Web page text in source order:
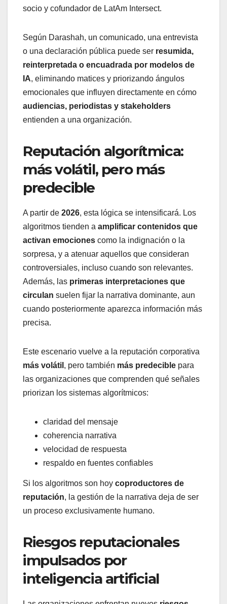
socio y cofundador de LatAm Intersect.
Según Darashah, un comunicado, una entrevista
o una declaración pública puede ser resumida,
reinterpretada o encuadrada por modelos de
IA, eliminando matices y priorizando ángulos
emocionales que influyen directamente en cómo
audiencias, periodistas y stakeholders
entienden a una organización.
Reputación algorítmica:
más volátil, pero más
predecible
A partir de 2026, esta lógica se intensificará. Los
algoritmos tienden a amplificar contenidos que
activan emociones como la indignación o la
sorpresa, y a atenuar aquellos que consideran
controversiales, incluso cuando son relevantes.
Además, las primeras interpretaciones que
circulan suelen fijar la narrativa dominante, aun
cuando posteriormente aparezca información más
precisa.
Este escenario vuelve a la reputación corporativa
más volátil , pero también más predecible para
las organizaciones que comprenden qué señales
priorizan los sistemas algorítmicos:
claridad del mensaje
coherencia narrativa
velocidad de respuesta
respaldo en fuentes confiables
Si los algoritmos son hoy coproductores de
reputación, la gestión de la narrativa deja de ser
un proceso exclusivamente humano.
Riesgos reputacionales
impulsados por
inteligencia artificial